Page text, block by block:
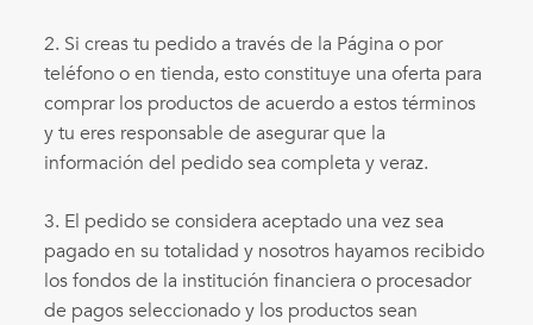
2. Si creas tu pedido a través de la Página o por
teléfono o en tienda, esto constituye una oferta para
comprar los productos de acuerdo a estos términos
y tu eres responsable de asegurar que la
información del pedido sea completa y veraz.
3. El pedido se considera aceptado una vez sea
pagado en su totalidad y nosotros hayamos recibido
los fondos de la institución financiera o procesador
de pagos seleccionado y los productos sean